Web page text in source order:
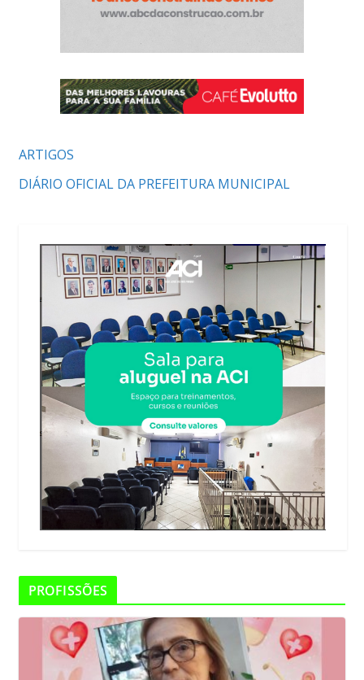
ARTIGOS
DIÁRIO OFICIAL DA PREFEITURA MUNICIPAL
PROFISSÕES